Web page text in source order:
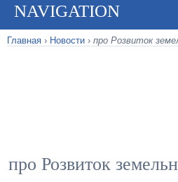
NAVIGATION
Главная › Новости › про Розвиток
про Розвиток